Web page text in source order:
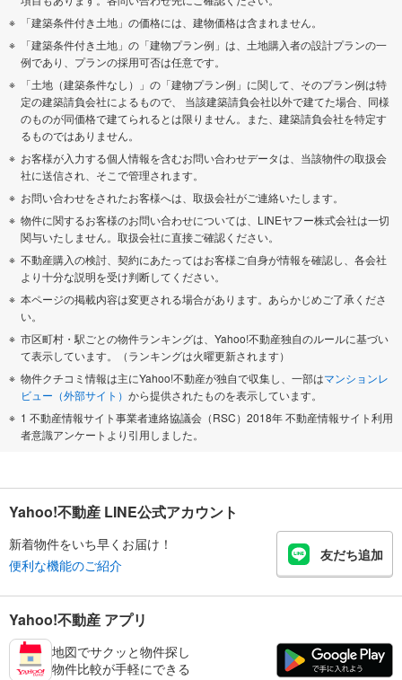
「建築条件付き土地」の価格には、建物価格は含まれません。
「建築条件付き土地」の「建物プラン例」は、土地購入者の設計プランの一
例であり、プランの採用可否は任意です。
「土地（建築条件なし）」の「建物プラン例」に関して、そのプラン例は特
定の建築請負会社によるもので、 当該建築請負会社以外で建てた場合、同様
のものが同価格で建てられるとは限りません。また、建築請負会社を特定す
るものではありません。
お客様が入力する個人情報を含むお問い合わせデータは、当該物件の取扱会
社に送信され、そこで管理されます。
お問い合わせをされたお客様へは、取扱会社がご連絡いたします。
物件に関するお客様のお問い合わせについては、LINEヤフー株式会社は一切
関与いたしません。取扱会社に直接ご確認ください。
不動産購入の検討、契約にあたってはお客様ご自身が情報を確認し、各会社
より十分な説明を受け判断してください。
本ページの掲載内容は変更される場合があります。あらかじめご了承くださ
い。
市区町村・駅ごとの物件ランキングは、Yahoo!不動産独自のルールに基づい
て表示しています。（ランキングは火曜更新されます）
物件クチコミ情報は主にYahoo!不動産が独自で収集し、一部はマンションレ
ビュー（外部サイト） から提供されたものを表示しています。
1 不動産情報サイト事業者連絡協議会（RSC）2018年 不動産情報サイト利用
者意識アンケートより引用しました。
Yahoo!不動産 LINE公式アカウント
新着物件をいち早くお届け！
便利な機能のご紹介
友だち追加
Yahoo!不動産 アプリ
地図でサクッと物件探し
物件比較が手軽にできる